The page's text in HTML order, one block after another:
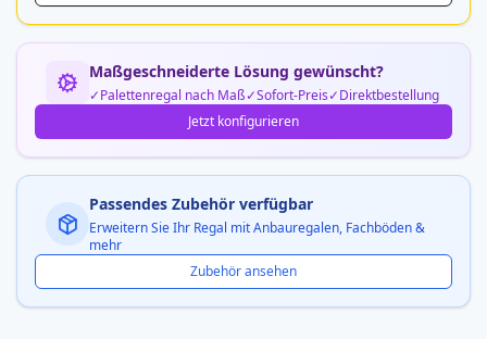
Maßgeschneiderte Lösung gewünscht?
Palettenregal nach Maß Sofort-Preis
Direktbestellung
Jetzt konfigurieren
Passendes Zubehör verfügbar
Erweitern Sie Ihr Regal mit Anbauregalen, Fachböden &
mehr
Zubehör ansehen